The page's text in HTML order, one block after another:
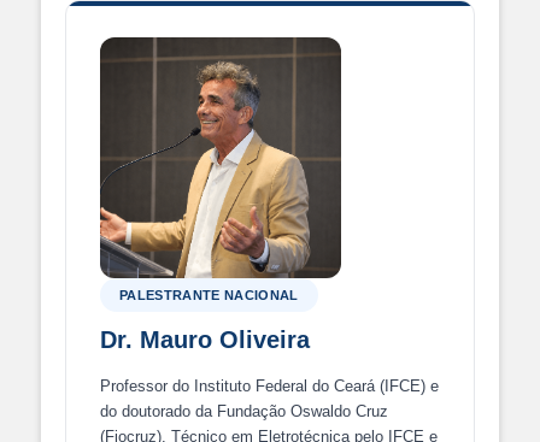
PALESTRANTE NACIONAL
Dr. Mauro Oliveira
Professor do Instituto Federal do Ceará (IFCE) e
do doutorado da Fundação Oswaldo Cruz
(Fiocruz). Técnico em Eletrotécnica pelo IFCE e